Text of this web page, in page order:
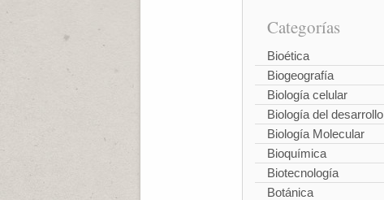
Categorías
Bioética
Biogeografía
Biología celular
Biología del desarrollo
Biología Molecular
Bioquímica
Biotecnología
Botánica